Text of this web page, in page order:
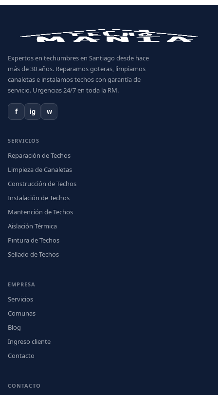
Expertos en techumbres en Santiago desde hace
más de 30 años. Reparamos goteras, limpiamos
canaletas e instalamos techos con garantía de
servicio. Urgencias 24/7 en toda la RM.
f ig w
SERVICIOS
Reparación de Techos
Limpieza de Canaletas
Construcción de Techos
Instalación de Techos
Mantención de Techos
Aislación Térmica
Pintura de Techos
Sellado de Techos
EMPRESA
Servicios
Comunas
Blog
Ingreso cliente
Contacto
CONTACTO